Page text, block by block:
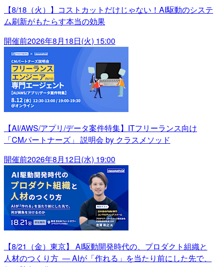
【8/18（火）】コストカットだけじゃない！AI駆動のシステ
ム刷新がもたらす本当の効果
開催前2026年8月18日(火) 15:00
【AI/AWS/アプリ/データ案件特集】ITフリーランス向け
「CMパートナーズ」 説明会 by クラスメソッド
開催前2026年8月12日(水) 19:00
【8/21（金）東京】 AI駆動開発時代の、プロダクト組織と
人材のつくり方 ― AIが「作れる」を当たり前にした先で、